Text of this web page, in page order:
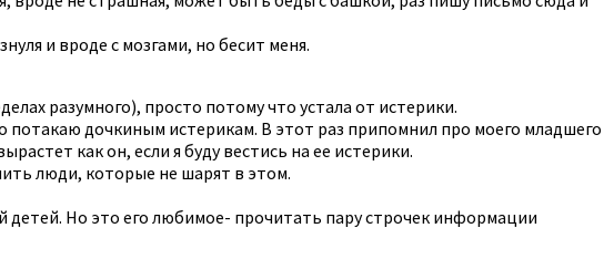
и вроде с мозгами, но бесит меня.
разумного), просто потому что устала от истерики.
дочкиным истерикам. В этот раз припомнил про моего младшего
как он, если я буду вестись на ее истерики.
люди, которые не шарят в этом.
детей. Но это его любимое- прочитать пару строчек информации